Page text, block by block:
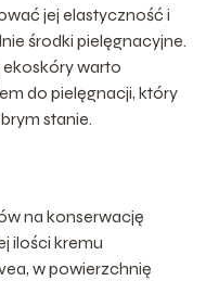
jej elastyczność i
środki pielęgnacyjne.
warto
do pielęgnacji, który
stanie.
na konserwację
ilości kremu
w powierzchnię